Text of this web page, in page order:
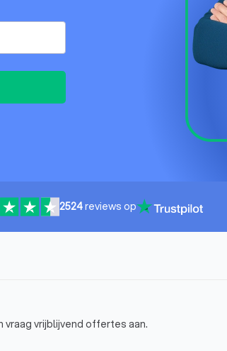
2524reviews op
vraag vrijblijvend offertes aan.